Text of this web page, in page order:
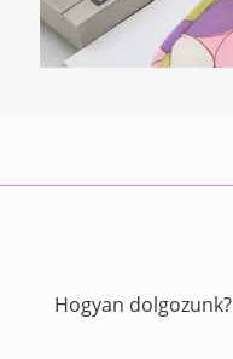
Hogyan dolgozunk?